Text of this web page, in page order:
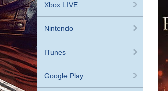
Xbox LIVE
Nintendo
ITunes
Google Play